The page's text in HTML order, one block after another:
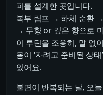
피를 설계한 곳입니다.
복부 림프 → 하체 순환
→ 무향 or 깊은 향으로
이 루틴을 조용히, 말 없
몸이 ‘자려고 준비된 상
있어요.
불면이 반복되는 날, 오